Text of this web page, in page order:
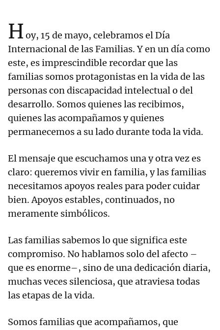
H oy, 15 de mayo, celebramos el Día
Internacional de las Familias. Y en un día como
este, es imprescindible recordar que las
familias somos protagonistas en la vida de las
personas con discapacidad intelectual o del
desarrollo. Somos quienes las recibimos,
quienes las acompañamos y quienes
permanecemos a su lado durante toda la vida.
El mensaje que escuchamos una y otra vez es
claro: queremos vivir en familia, y las familias
necesitamos apoyos reales para poder cuidar
bien. Apoyos estables, continuados, no
meramente simbólicos.
Las familias sabemos lo que significa este
compromiso. No hablamos solo del afecto –
que es enorme–, sino de una dedicación diaria,
muchas veces silenciosa, que atraviesa todas
las etapas de la vida.
Somos familias que acompañamos, que